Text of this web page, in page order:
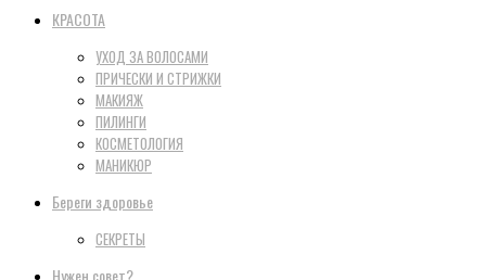
КРАСОТА
УХОД ЗА ВОЛОСАМИ
ПРИЧЕСКИ И СТРИЖКИ
МАКИЯЖ
ПИЛИНГИ
КОСМЕТОЛОГИЯ
МАНИКЮР
Береги здоровье
СЕКРЕТЫ
Нужен совет?